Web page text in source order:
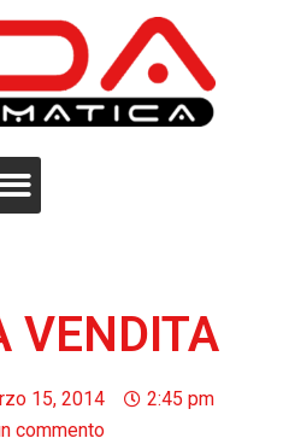
VENDITA
15, 2014
2:45 pm
commento